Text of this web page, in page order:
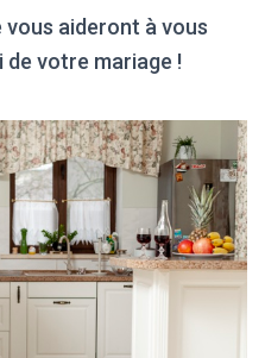
aideront à vous
de votre mariage !